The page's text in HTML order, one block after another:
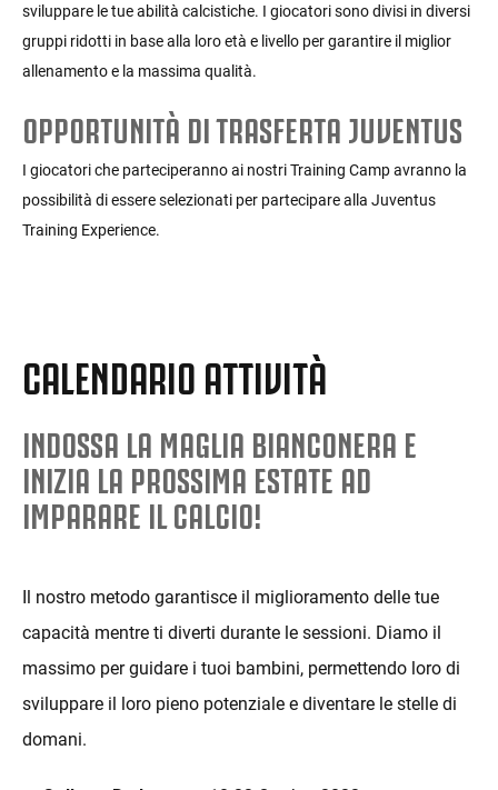
sviluppare le tue abilità calcistiche. I giocatori sono divisi in diversi
gruppi ridotti in base alla loro età e livello per garantire il miglior
allenamento e la massima qualità.
OPPORTUNITÀ DI TRASFERTA JUVENTUS
I giocatori che parteciperanno ai nostri Training Camp avranno la
possibilità di essere selezionati per partecipare alla Juventus
Training Experience.
CALENDARIO ATTIVITÀ
INDOSSA LA MAGLIA BIANCONERA E
INIZIA LA PROSSIMA ESTATE AD
IMPARARE IL CALCIO!
Il nostro metodo garantisce il miglioramento delle tue
capacità mentre ti diverti durante le sessioni. Diamo il
massimo per guidare i tuoi bambini, permettendo loro di
sviluppare il loro pieno potenziale e diventare le stelle di
domani.